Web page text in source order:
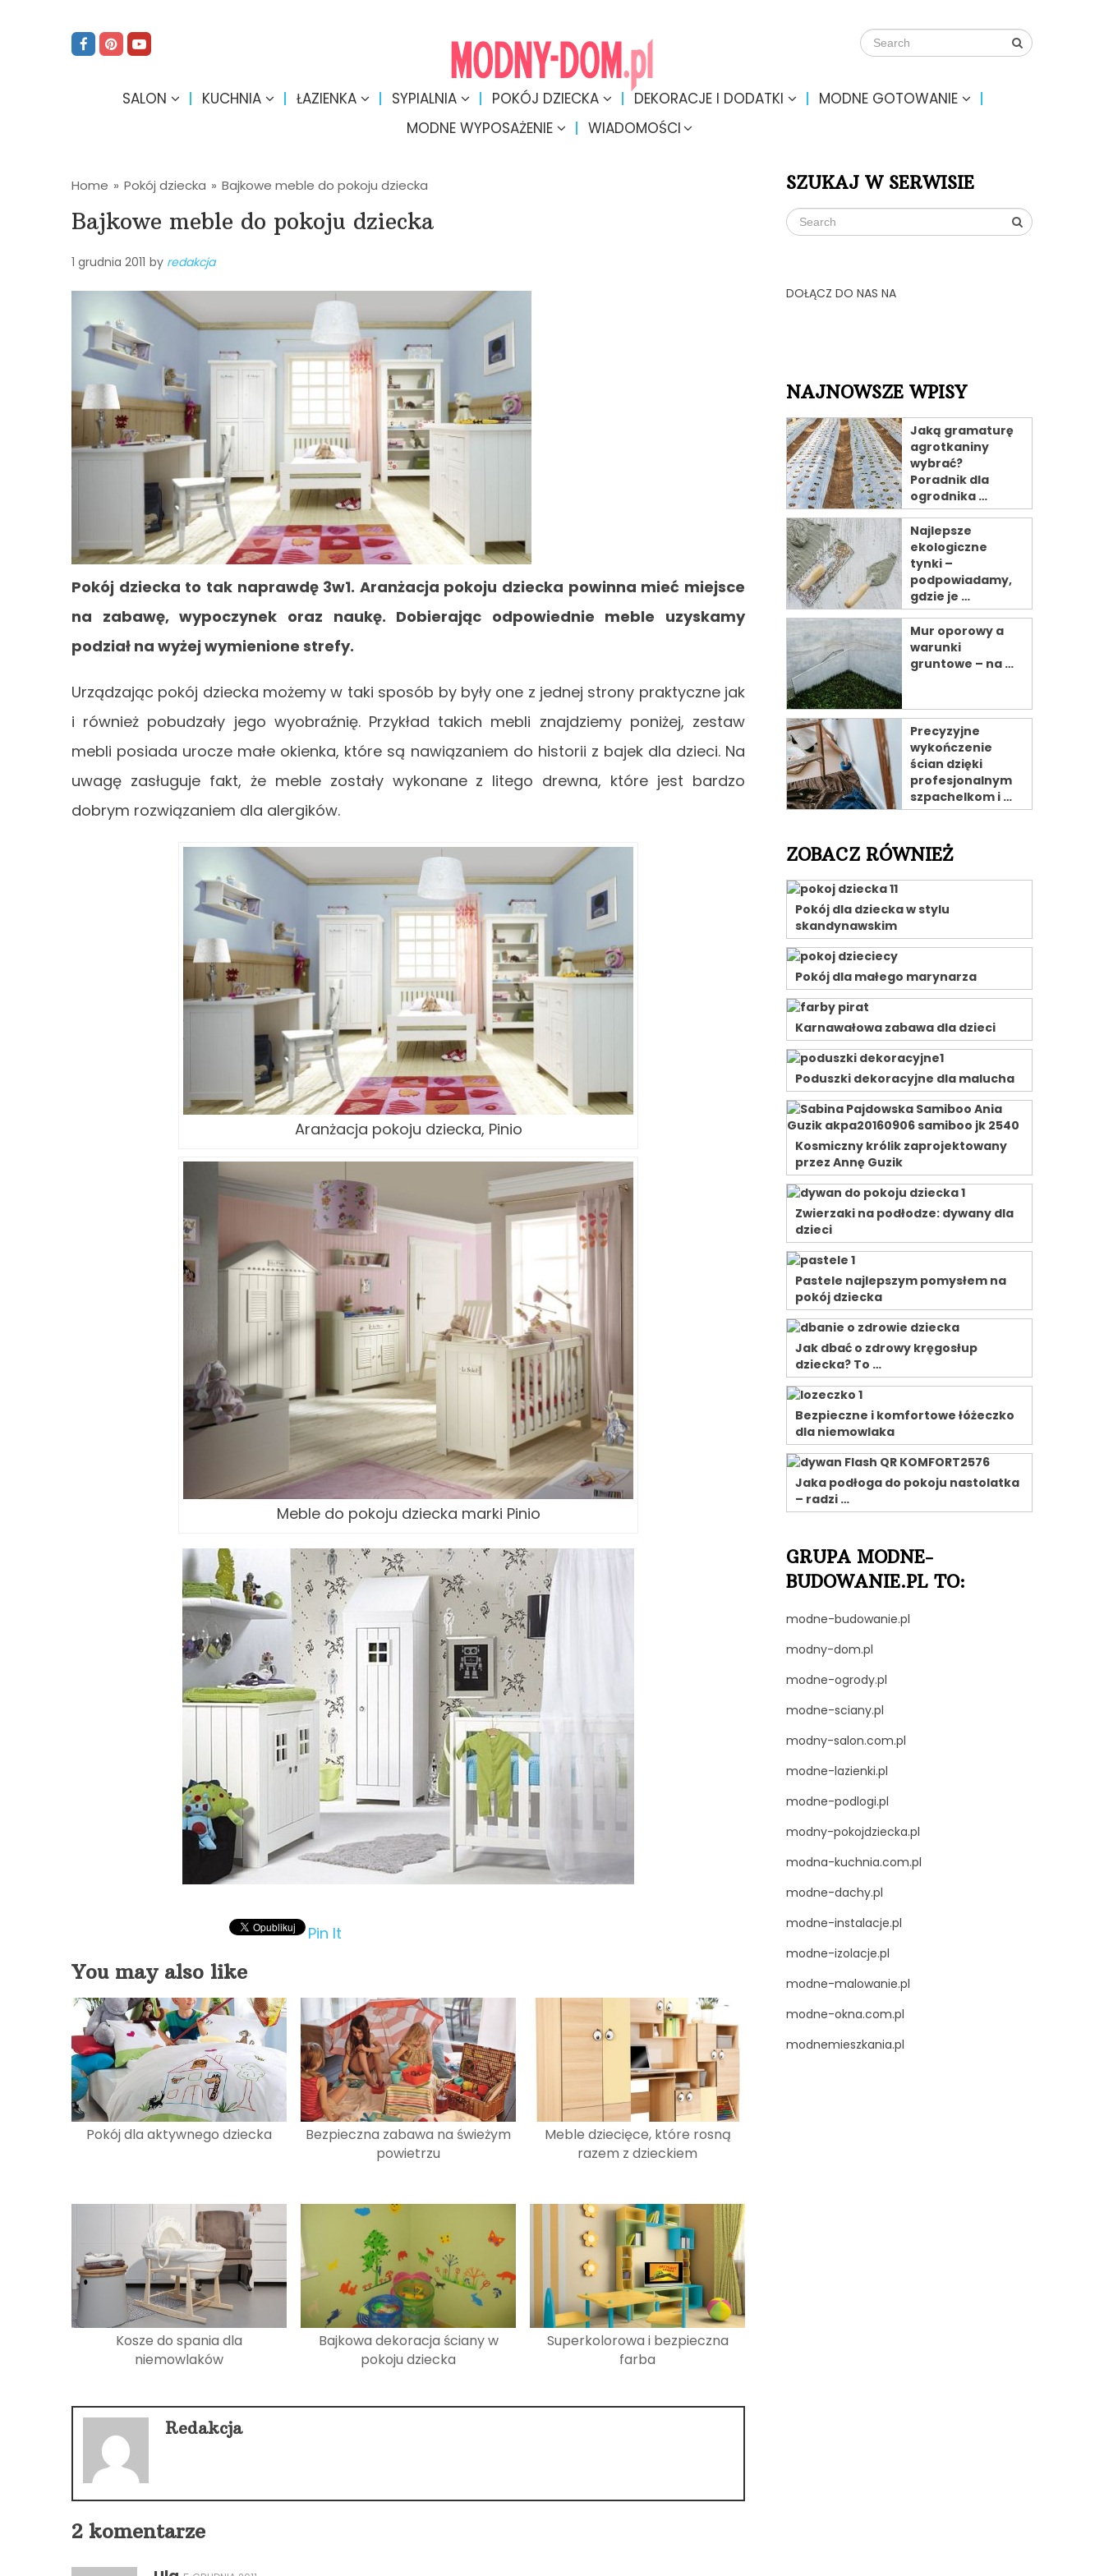
SALON KUCHNIA ŁAZIENKA SYPIALNIA POKÓJ DZIECKA DEKORACJE I DODATKI
MODNE GOTOWANIE
MODNE WYPOSAŻENIE
WIADOMOŚCI
Home » Pokój dziecka » Bajkowe meble do pokoju dziecka
Bajkowe meble do pokoju dziecka
1 grudnia 2011 by redakcja
Pokój dziecka to tak naprawdę 3w1. Aranżacja pokoju dziecka powinna mieć miejsce
na zabawę, wypoczynek oraz naukę. Dobierając odpowiednie meble uzyskamy
podział na wyżej wymienione strefy.
Urządzając pokój dziecka możemy w taki sposób by były one z jednej strony praktyczne jak
i również pobudzały jego wyobraźnię. Przykład takich mebli znajdziemy poniżej, zestaw
mebli posiada urocze małe okienka, które są nawiązaniem do historii z bajek dla dzieci. Na
uwagę zasługuje fakt, że meble zostały wykonane z litego drewna, które jest bardzo
dobrym rozwiązaniem dla alergików.
Aranżacja pokoju dziecka, Pinio
Meble do pokoju dziecka marki Pinio
Pin It
You may also like
Pokój dla aktywnego dziecka
Bezpieczna zabawa na świeżym
powietrzu
Meble dziecięce, które rosną
razem z dzieckiem
Kosze do spania dla
niemowlaków
Bajkowa dekoracja ściany w
pokoju dziecka
Superkolorowa i bezpieczna
farba
Redakcja
2 komentarze
SZUKAJ W SERWISIE
DOŁĄCZ DO NAS NA
NAJNOWSZE WPISY
Jaką gramaturę
agrotkaniny
wybrać?
Poradnik dla
ogrodnika …
Najlepsze
ekologiczne
tynki –
podpowiadamy,
gdzie je …
Mur oporowy a
warunki
gruntowe – na …
Precyzyjne
wykończenie
ścian dzięki
profesjonalnym
szpachelkom i …
ZOBACZ RÓWNIEŻ
Pokój dla dziecka w stylu
skandynawskim
Pokój dla małego marynarza
Karnawałowa zabawa dla dzieci
Poduszki dekoracyjne dla malucha
Kosmiczny królik zaprojektowany
przez Annę Guzik
Zwierzaki na podłodze: dywany dla
dzieci
Pastele najlepszym pomysłem na
pokój dziecka
Jak dbać o zdrowy kręgosłup
dziecka? To …
Bezpieczne i komfortowe łóżeczko
dla niemowlaka
Jaka podłoga do pokoju nastolatka
– radzi …
GRUPA MODNE-
BUDOWANIE.PL TO:
modne-budowanie.pl
modny-dom.pl
modne-ogrody.pl
modne-sciany.pl
modny-salon.com.pl
modne-lazienki.pl
modne-podlogi.pl
modny-pokojdziecka.pl
modna-kuchnia.com.pl
modne-dachy.pl
modne-instalacje.pl
modne-izolacje.pl
modne-malowanie.pl
modne-okna.com.pl
modnemieszkania.pl